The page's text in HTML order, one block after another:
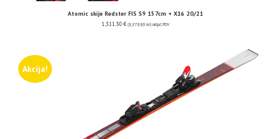
Atomic skije Redster FIS S9 157cm + X16 20/21
1,311.30 € (9,879.99 kn) uključ. PDV
Akcija!